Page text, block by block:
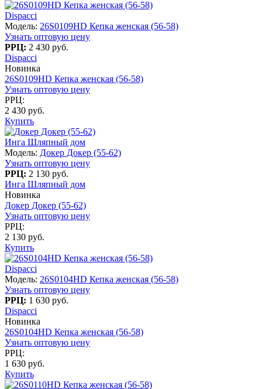
Dispacci
Модель: 26S0109HD Кепка женская (56-58)
Узнать оптовую цену
РРЦ: 2 430 руб.
Dispacci
Новинка
26S0109HD Кепка женская (56-58)
Узнать оптовую цену
РРЦ:
2 430 руб.
Купить
Инга Шляпный дом
Модель: Докер Докер (55-62)
Узнать оптовую цену
РРЦ: 2 130 руб.
Инга Шляпный дом
Новинка
Докер Докер (55-62)
Узнать оптовую цену
РРЦ:
2 130 руб.
Купить
Dispacci
Модель: 26S0104HD Кепка женская (56-58)
Узнать оптовую цену
РРЦ: 1 630 руб.
Dispacci
Новинка
26S0104HD Кепка женская (56-58)
Узнать оптовую цену
РРЦ:
1 630 руб.
Купить